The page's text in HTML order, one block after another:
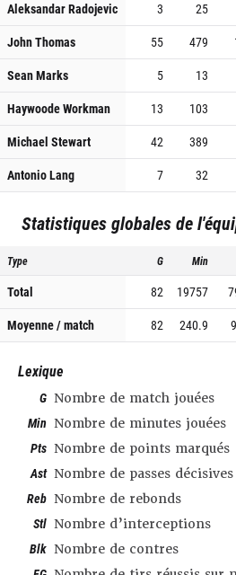
Aleksandar Radojevic
3 25
John Thomas
55 479
Sean Marks
5 13
Haywoode Workman
13 103
Michael Stewart
42 389
Antonio Lang
7 32
Statistiques globales de
Type G Min
Total 82 19757
Moyenne / match
82 240.9
Lexique
G Nombre de match jouées
Min Nombre de minutes jouées
Pts Nombre de points marqués
Ast Nombre de passes décisives
Reb Nombre de rebonds
Stl Nombre d’interceptions
Blk Nombre de contres